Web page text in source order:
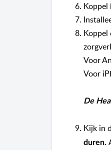
Koppel
Koppel
Voor
Voor
De
Kijk in
duren.